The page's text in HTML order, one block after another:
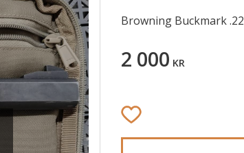
Browning Buckmark
2 000 KR
Lägg till i favoriter